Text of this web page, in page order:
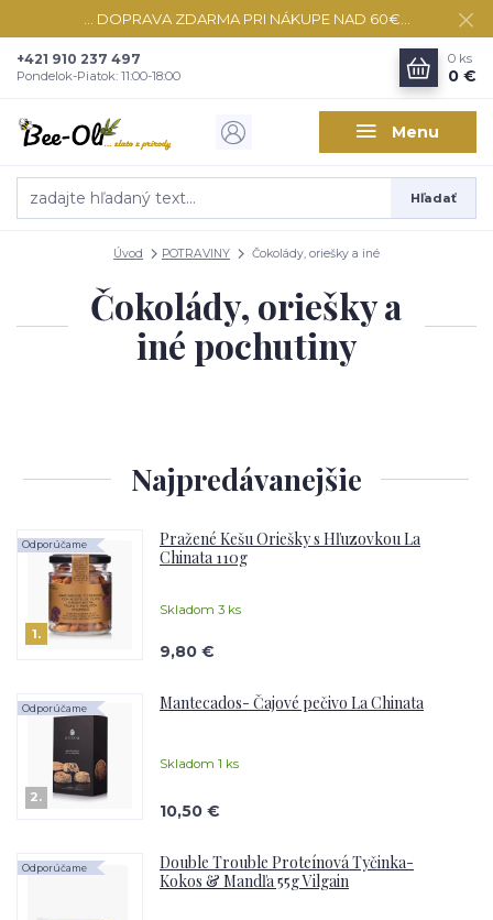
... DOPRAVA ZDARMA PRI NÁKUPE NAD 60€...
Menu
Hľadať
+421 910 237 497
Pondelok-Piatok: 11:00-18:00
0 ks
0 €
Úvod POTRAVINY Čokolády, oriešky a iné
Čokolády, oriešky a
iné pochutiny
Najpredávanejšie
1.
Pražené Kešu Oriešky s Hľuzovkou La
Chinata 110g
Skladom 3 ks
Odporúčame
9,80 €
2.
Mantecados- Čajové pečivo La Chinata
Skladom 1 ks
Odporúčame
10,50 €
Double Trouble Proteínová Tyčinka-
Kokos & Mandľa 55g Vilgain
Odporúčame